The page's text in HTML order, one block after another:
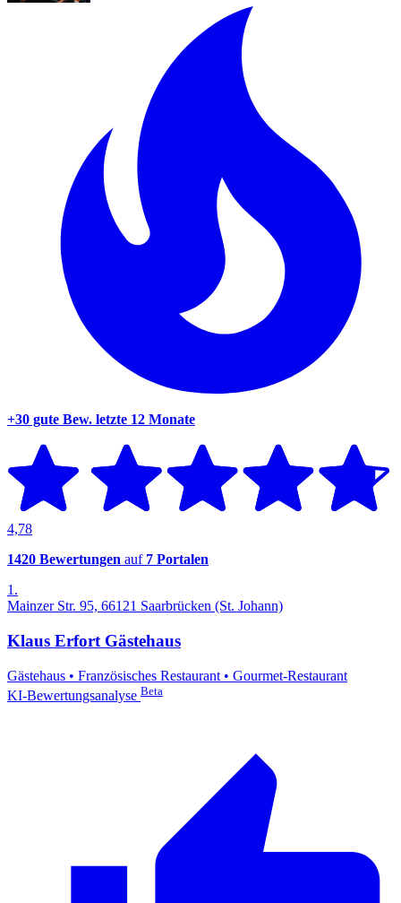
+30 gute Bew. letzte 12 Monate
4,78
1420 Bewertungen auf 7 Portalen
1.
Mainzer Str. 95, 66121 Saarbrücken (St. Johann)
Klaus Erfort Gästehaus
Gästehaus • Französisches Restaurant • Gourmet-Restaurant
KI-Bewertungsanalyse Beta